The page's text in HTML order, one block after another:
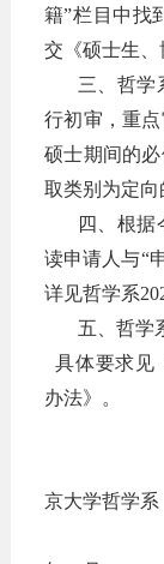
籍”栏目中找
交《硕士生、
三、哲学
行初审，重
硕士期间的
取类别 为定
四、根
读申请人与“
详见哲学系
五、哲学
具体要求见
办法》。
京大学哲学系